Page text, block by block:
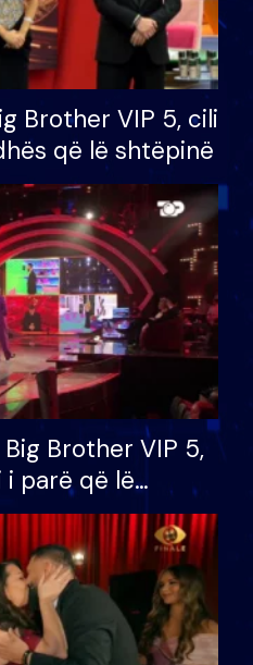
Brother VIP 5, cili
që lë shtëpinë
Brother VIP 5,
i parë që lë
mundësinë për
madh